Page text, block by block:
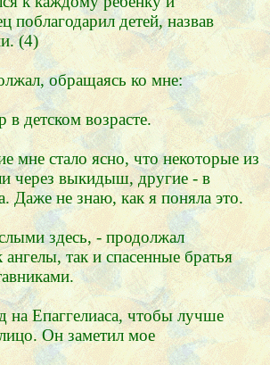
поблагодарил детей, назвав
(4)
обращаясь ко мне:
в детском возрасте.
мне стало ясно, что некоторые из
через выкидыш, другие - в
Даже не знаю, как я поняла это.
здесь, - продолжал
ангелы, так и спасенные братья
на Епаггелиаса, чтобы лучше
Он заметил мое